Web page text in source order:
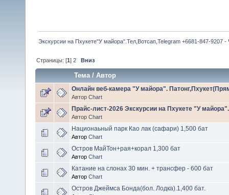
Экскурсии на Пхукете"У майора".Тел,Вотсап,Telegram +6681-847-9207 -
Страницы: [1]2 Вниз
Тема /Автор
Онлайн веб-камера "У майора".
Автор Chart
Прайс-лист-2026 Экскурсии на Пхукете "У майора".
Автор Chart
Национаьный парк Као лак (сафари) 1,500 бат
Автор Chart
Остров МайТон+рая+корал 1,300 бат
Автор Chart
Катание на слонах 30 мин. + трансфер - 600 бат
Автор Chart
Остров Джеймса Бонда(бол. Лодка).1,400 бат.